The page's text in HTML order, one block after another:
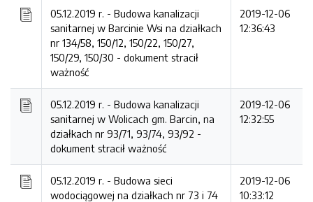
05.12.2019 r. - Budowa kanalizacji
sanitarnej w Barcinie Wsi na działkach
nr 134/58, 150/12, 150/22, 150/27,
150/29, 150/30 - dokument stracił
ważność
2019-12-06
12:36:43
05.12.2019 r. - Budowa kanalizacji
sanitarnej w Wolicach gm. Barcin, na
działkach nr 93/71, 93/74, 93/92 -
dokument stracił ważność
2019-12-06
12:32:55
05.12.2019 r. - Budowa sieci
wodociągowej na działkach nr 73 i 74
2019-12-06
10:33:12